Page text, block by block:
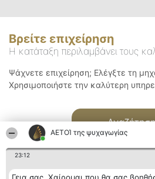
ΑΕΤΟΊ της ψυχαγωγίας
23:12
Βρείτε επιχείρηση
Η κατάταξη περιλαμβάνει τους
Ψάχνετε επιχείρηση; Ελέγξτε τη
Χρησιμοποιήστε την καλύτερη
Αναζήτηση